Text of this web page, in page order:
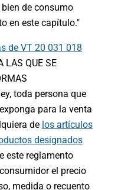
de consumo
en este capítulo."
de VT 20 031 018
LAS QUE SE
toda persona que
para la venta
de los artículos
designados
este reglamento
el precio
medida o recuento